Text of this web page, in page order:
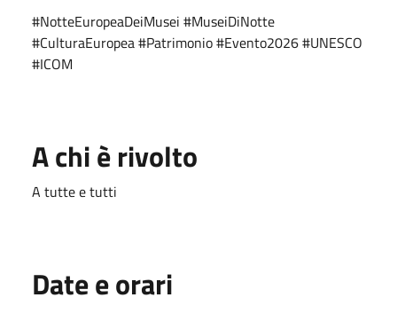
#NotteEuropeaDeiMusei #MuseiDiNotte
#CulturaEuropea #Patrimonio #Evento2026 #UNESCO
#ICOM
A chi è rivolto
A tutte e tutti
Date e orari